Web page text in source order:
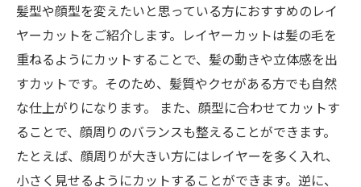
髪型や顔型を変えたいと思っている方におすすめのレイ
ヤーカットをご紹介します。レイヤーカットは髪の毛を
重ねるようにカットすることで、髪の動きや立体感を出
すカットです。そのため、髪質やクセがある方でも自然
な仕上がりになります。 また、顔型に合わせてカットす
ることで、顔周りのバランスも整えることができます。
たとえば、顔周りが大きい方にはレイヤーを多く入れ、
小さく見せるようにカットすることができます。逆に、